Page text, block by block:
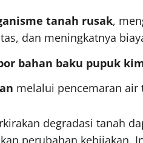
tanah rusak,
dan meningkatnya
bahan baku pupuk
melalui pencemaran air
degradasi tanah
perubahan kebijakan.